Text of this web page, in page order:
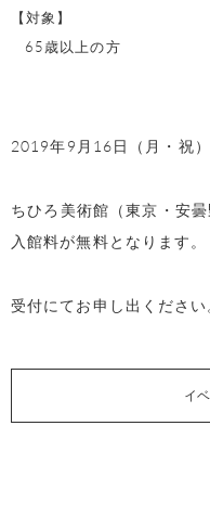
【対象】
65歳以上の方
2019年9月16日（月・祝
ちひろ美術館（東京・安
入館料が無料となります。
受付にてお申し出ください
イ